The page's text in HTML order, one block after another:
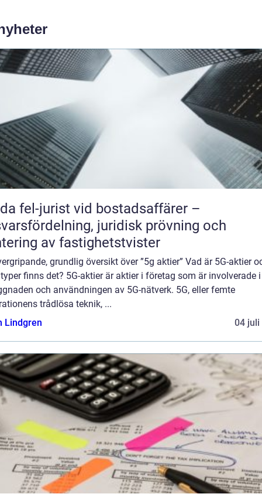
fel-jurist vid bostadsaffärer –
juridisk prövning och
av fastighetstvister
grundlig översikt över ”5g aktier” Vad är 5G-aktier
finns det? 5G-aktier är aktier i företag som är involverade i
och användningen av 5G-nätverk. 5G, eller femte
trådlösa teknik, ...
Lindgren
04 juli